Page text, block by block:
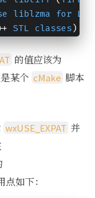
liblzma for
STL classes)
的值应该为
某个 cMake 脚本
wxUSE_EXPAT 并
如下：